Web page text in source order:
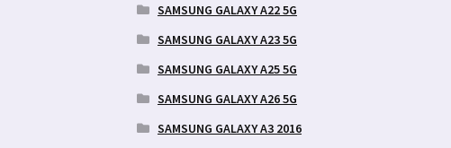
SAMSUNG GALAXY A22 5G
SAMSUNG GALAXY A23 5G
SAMSUNG GALAXY A25 5G
SAMSUNG GALAXY A26 5G
SAMSUNG GALAXY A3 2016